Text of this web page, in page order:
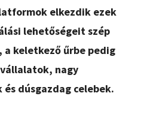
elkezdik ezek
lehetőségeit szép
a keletkező űrbe pedig
nagy
dúsgazdag celebek.